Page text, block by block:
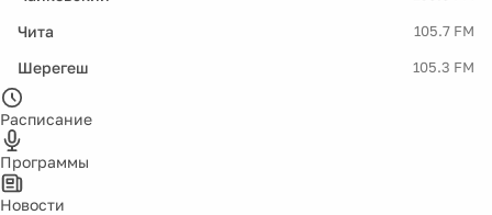
Чита 105.7 FM
Шерегеш 105.3 FM
Расписание
Программы
Новости